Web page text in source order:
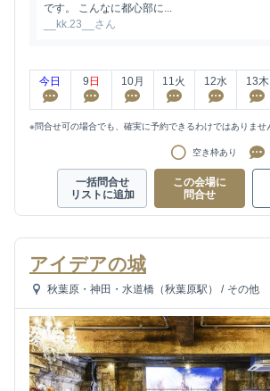
です。 こんなに都心部に...
__kk.23__さん
今日 9 日 10月 11火 12水 13木
※問合せ可の場合でも、確実に予約できるわけではありませ
空き枠あり
一括問合せ
リストに追加
この会場に
問合せ
アイデアの城
秋葉原・神田・水道橋（秋葉原駅） / その他